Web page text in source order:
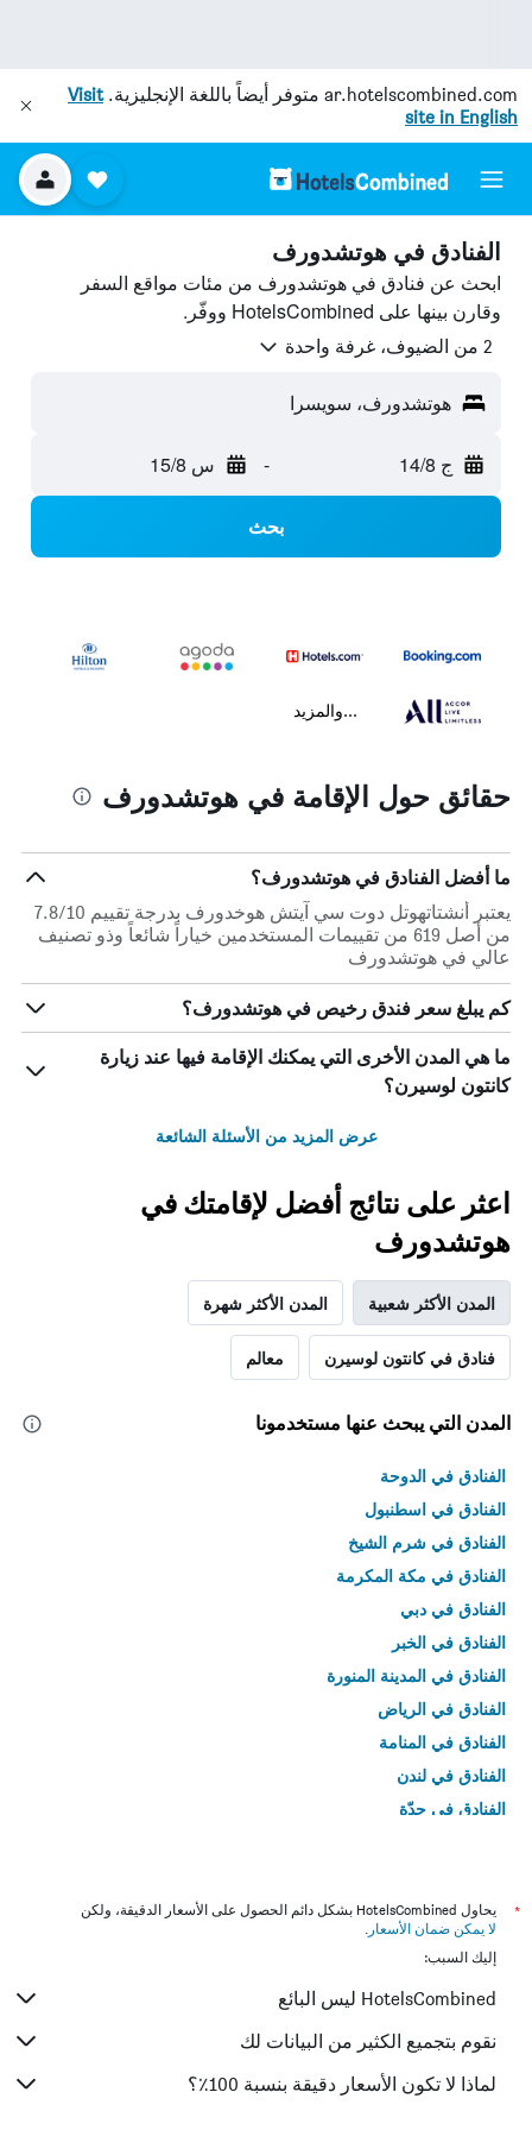
ar.hotelscombined.com متوفر أيضاً باللغة الإنجليزية.Visit
site in English
الفنادق في هوتشدورف
ابحث عن فنادق في هوتشدورف من مئات مواقع السفر
وقارن بينها على HotelsCombined ووفّر.
2 من الضيوف، غرفة واحدة
هوتشدورف، سويسرا
ج 14/8 - س 15/8
بحث
...والمزيد
حقائق حول الإقامة في هوتشدورف
ما أفضل الفنادق في هوتشدورف؟
يعتبر أنشتاتهوتل دوت سي آيتش هوخدورف بدرجة تقييم 7.8/10
من أصل 619 من تقييمات المستخدمين خياراً شائعاً وذو تصنيف
عالي في هوتشدورف
كم يبلغ سعر فندق رخيص في هوتشدورف؟
ما هي المدن الأخرى التي يمكنك الإقامة فيها عند زيارة
كانتون لوسيرن؟
عرض المزيد من الأسئلة الشائعة
اعثر على نتائج أفضل لإقامتك في
هوتشدورف
المدن الأكثر شعبية المدن الأكثر شهرة
فنادق في كانتون لوسيرن معالم
المدن التي يبحث عنها مستخدمونا
الفنادق في الدوحة
الفنادق في اسطنبول
الفنادق في شرم الشيخ
الفنادق في مكة المكرمة
الفنادق في دبي
الفنادق في الخبر
الفنادق في المدينة المنورة
الفنادق في الرياض
الفنادق في المنامة
الفنادق في لندن
الفنادق في جدّة
*
يحاول HotelsCombined بشكل دائم الحصول على الأسعار الدقيقة، ولكن
لا يمكن ضمان الأسعار .
إليك السبب:
HotelsCombined ليس البائع
نقوم بتجميع الكثير من البيانات لك
لماذا لا تكون الأسعار دقيقة بنسبة 100٪؟